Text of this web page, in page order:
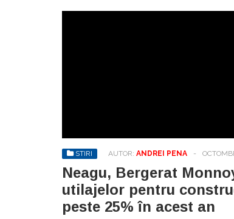
STIRI AUTOR: ANDREI PENA -
Neagu, Bergerat
utilajelor pentru
peste 25% în acest an